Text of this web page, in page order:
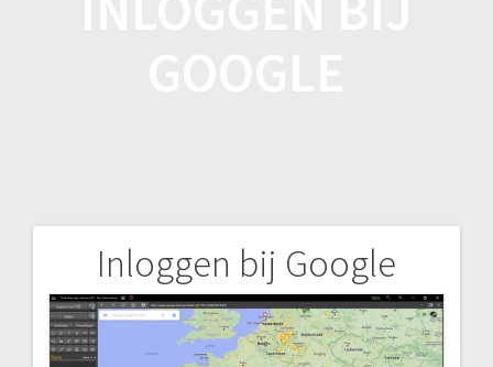
Inloggen bij Google
Bericht
navigatie